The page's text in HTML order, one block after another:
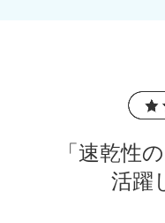
「速乾性
活躍